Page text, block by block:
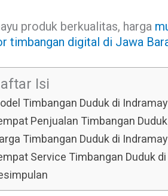
produk berkualitas, harga
timbangan digital di Jawa
Isi
Timbangan Duduk di
Penjualan Timbangan
Timbangan Duduk di
Service Timbangan Duduk